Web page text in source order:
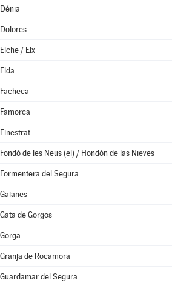
Dénia
Dolores
Elche / Elx
Elda
Facheca
Famorca
Finestrat
Fondó de les Neus (el) / Hondón de las Nieves
Formentera del Segura
Gaianes
Gata de Gorgos
Gorga
Granja de Rocamora
Guardamar del Segura